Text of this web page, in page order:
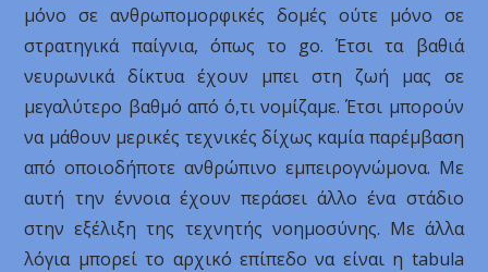
μόνο σε ανθρωπομορφικές δομές ούτε μόνο σε
στρατηγικά παίγνια, όπως το go. Έτσι τα βαθιά
νευρωνικά δίκτυα έχουν μπει στη ζωή μας σε
μεγαλύτερο βαθμό από ό,τι νομίζαμε. Έτσι μπορούν
να μάθουν μερικές τεχνικές δίχως καμία παρέμβαση
από οποιοδήποτε ανθρώπινο εμπειρογνώμονα. Με
αυτή την έννοια έχουν περάσει άλλο ένα στάδιο
στην εξέλιξη της τεχνητής νοημοσύνης. Με άλλα
λόγια μπορεί το αρχικό επίπεδο να είναι η tabula